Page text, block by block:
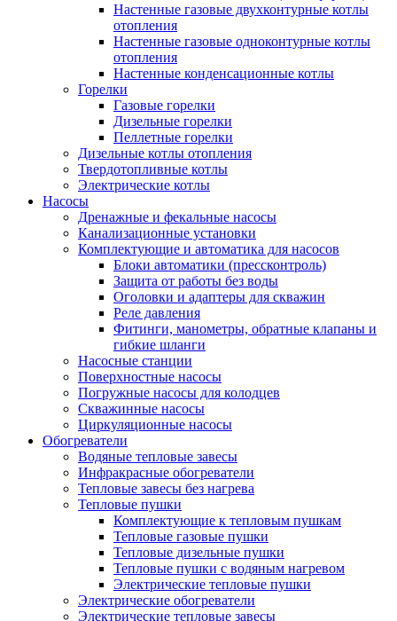
Настенные газовые двухконтурные котлы
отопления
Настенные газовые одноконтурные котлы
отопления
Настенные конденсационные котлы
Горелки
Газовые горелки
Дизельные горелки
Пеллетные горелки
Дизельные котлы отопления
Твердотопливные котлы
Электрические котлы
Насосы
Дренажные и фекальные насосы
Канализационные установки
Комплектующие и автоматика для насосов
Блоки автоматики (прессконтроль)
Защита от работы без воды
Оголовки и адаптеры для скважин
Реле давления
Фитинги, манометры, обратные клапаны и
гибкие шланги
Насосные станции
Поверхностные насосы
Погружные насосы для колодцев
Скважинные насосы
Циркуляционные насосы
Обогреватели
Водяные тепловые завесы
Инфракрасные обогреватели
Тепловые завесы без нагрева
Тепловые пушки
Комплектующие к тепловым пушкам
Тепловые газовые пушки
Тепловые дизельные пушки
Тепловые пушки с водяным нагревом
Электрические тепловые пушки
Электрические обогреватели
Электрические тепловые завесы